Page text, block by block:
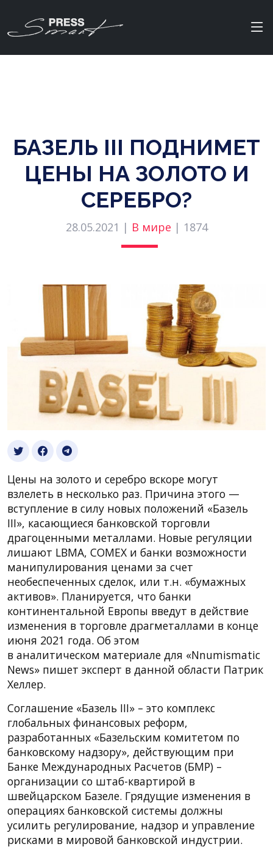
БАЗЕЛЬ III ПОДНИМЕТ
ЦЕНЫ НА ЗОЛОТО И
СЕРЕБРО?
28.05.2021 | В мире | 1874
Цены на золото и серебро вскоре могут
взлелеть в несколько раз. Причина этого —
вступление в силу новых положений «Базель
III», касающиеся банковской торговли
драгоценными металлами. Новые регуляции
лишают LBMA, COMEX и банки возможности
манипулирования ценами за счет
необеспеченных сделок, или т.н. «бумажных
активов». Планируется, что банки
континентальной Европы введут в действие
изменения в торговле драгметаллами в конце
июня 2021 года. Об этом
в аналитическом материале для «Nnumismatic
News» пишет эксперт в данной области Патрик
Хеллер.
Соглашение «Базель III» – это комплекс
глобальных финансовых реформ,
разработанных «Базельским комитетом по
банковскому надзору», действующим при
Банке Международных Расчетов (БМР) –
организации со штаб-квартирой в
швейцарском Базеле. Грядущие изменения в
операциях банковской системы должны
усилить регулирование, надзор и управление
рисками в мировой банковской индустрии.